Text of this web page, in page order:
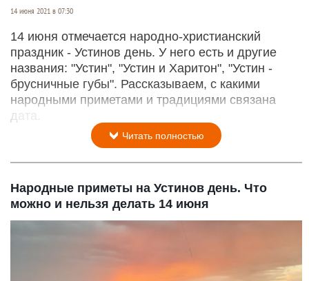
14 июня 2021 в 07:30
14 июня отмечается народно-христианский
праздник - Устинов день. У него есть и другие
названия: "Устин", "Устин и Харитон", "Устин -
брусничные губы". Рассказываем, с какими
народными приметами и традициями связана
дата.
Читать полностью
Народные приметы на Устинов день. Что
можно и нельзя делать 14 июня